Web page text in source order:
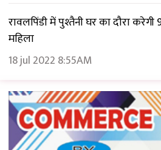
रावलपिंडी में पुश्तैनी घर का दौरा करेगी
महिला
18 jul 2022 8:55AM